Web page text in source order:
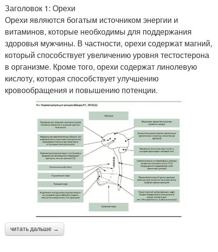
Заголовок 1: Орехи
Орехи являются богатым источником энергии и
витаминов, которые необходимы для поддержания
здоровья мужчины. В частности, орехи содержат магний,
который способствует увеличению уровня тестостерона
в организме. Кроме того, орехи содержат линолевую
кислоту, которая способствует улучшению
кровообращения и повышению потенции.
читать дальше →